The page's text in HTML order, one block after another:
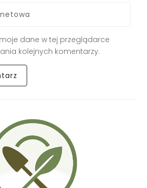
dane w tej przeglądarce
kolejnych komentarzy.